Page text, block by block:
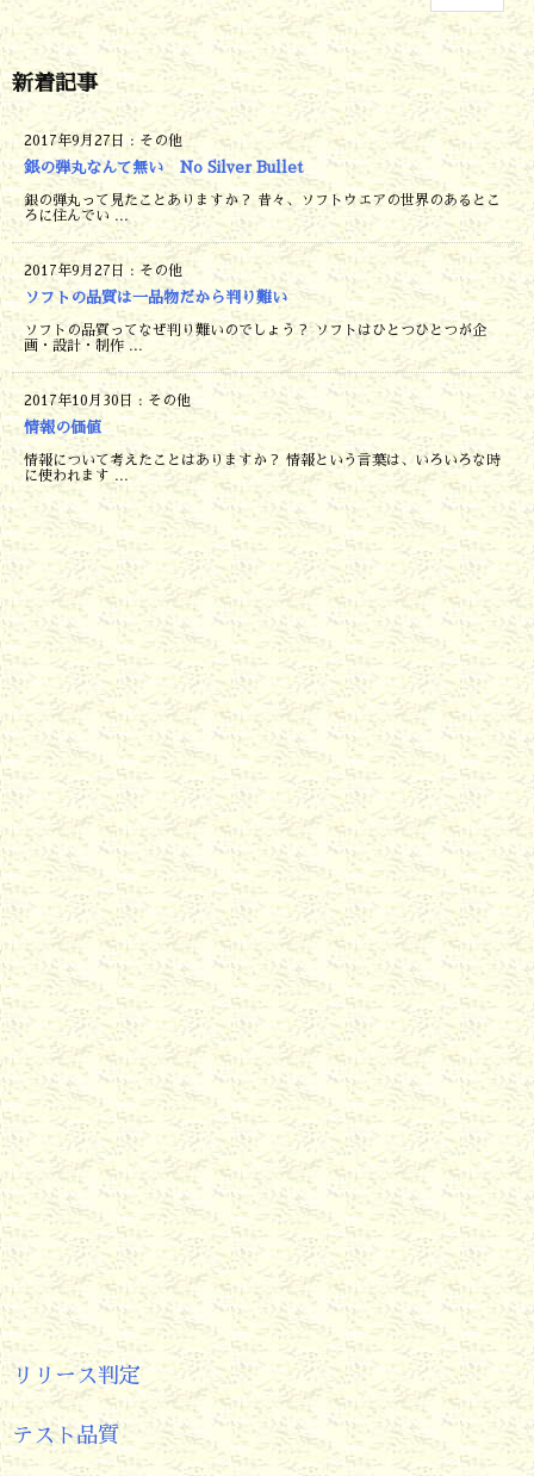
新着記事
2017年9月27日 : その他
銀の弾丸なんて無い No Silver Bullet
銀の弾丸って見たことありますか？ 昔々、ソフトウエアの世界のあるとこ
ろに住んでい ...
2017年9月27日 : その他
ソフトの品質は一品物だから判り難い
ソフトの品質ってなぜ判り難いのでしょう？ ソフトはひとつひとつが企
画・設計・制作 ...
2017年10月30日 : その他
情報の価値
情報について考えたことはありますか？ 情報という言葉は、いろいろな時
に使われます ...
リリース判定
テスト品質